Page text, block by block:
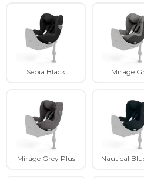
Sepia Black Mirage
Mirage Grey Plus Nautical